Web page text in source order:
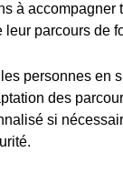
à
parcours de
personnes en
des
si